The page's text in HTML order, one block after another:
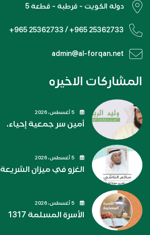
دولة الكويت - قرطبة - قطعة 5
+965 25362733 / +965 25362733
admin@al-forqan.net
المشاركات الاخيره
أمين سر جمعية إحياء.
الغزو في ميزان الشريعة
الأسرة المسلمة 1317